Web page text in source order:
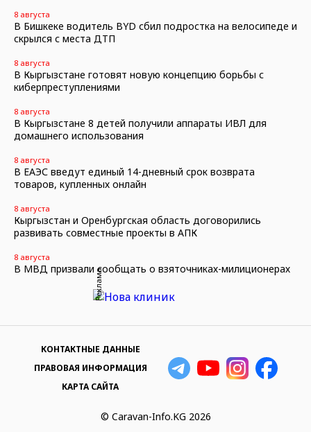
8 августа
В Бишкеке водитель BYD сбил подростка на велосипеде и
скрылся с места ДТП
8 августа
В Кыргызстане готовят новую концепцию борьбы с
киберпреступлениями
8 августа
В Кыргызстане 8 детей получили аппараты ИВЛ для
домашнего использования
8 августа
В ЕАЭС введут единый 14-дневный срок возврата
товаров, купленных онлайн
8 августа
Кыргызстан и Оренбургская область договорились
развивать совместные проекты в АПК
8 августа
В МВД призвали сообщать о взяточниках-милиционерах
Реклама
© Caravan-Info.KG 2026
КОНТАКТНЫЕ ДАННЫЕ
ПРАВОВАЯ ИНФОРМАЦИЯ
КАРТА САЙТА